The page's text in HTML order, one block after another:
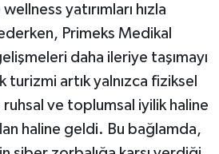
yatırımları hızla
Primeks Medikal
daha ileriye taşımayı
turizmi artık yalnızca fiziksel
ruhsal ve toplumsal iyilik haline
haline geldi. Bu bağlamda,